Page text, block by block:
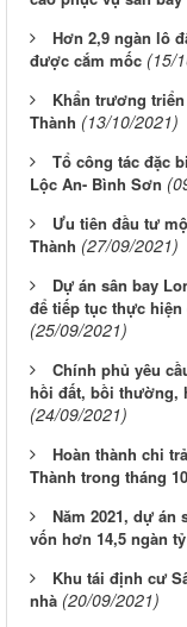
Hơn 2,9 ngàn lô
được cắm mốc (15/
Khẩn trương
Thành (13/10/2021)
Tổ công tác đặc
Lộc An- Bình Sơn
Ưu tiên đầu tư
Thành (27/09/2021)
Dự án sân bay
để tiếp tục thực
(25/09/2021)
Chính phủ yêu
hồi đất, bồi thường,
(24/09/2021)
Hoàn thành chi
Thành trong tháng
Năm 2021, dự
vốn hơn 14,5 ngàn
Khu tái định cư
nhà (20/09/2021)